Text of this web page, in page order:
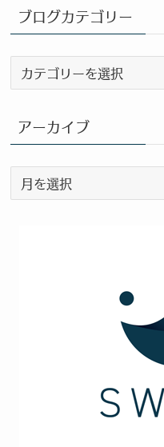
ブログカテゴリー
ロ
カ
テ
ゴ
リ
ー
アーカイブ
ー